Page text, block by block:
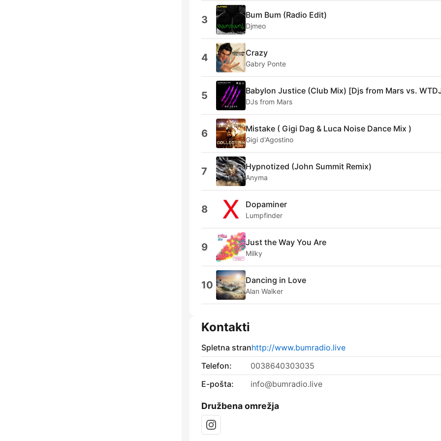
3 Bum Bum (Radio Edit)
Djmeo
4 Crazy
Gabry Ponte
5 Babylon Justice (Club Mix) [Djs from Mars vs.
DJs from Mars
6 Mistake ( Gigi Dag & Luca Noise Dance Mix )
Gigi d'Agostino
7 Hypnotized (John Summit Remix)
Anyma
8 Dopaminer
Lumpfinder
9 Just the Way You Are
Milky
10 Dancing in Love
Alan Walker
Kontakti
Spletna stranhttp://www.bumradio.live
Telefon:
0038640303035
E-pošta:
info@bumradio.live
Družbena omrežja